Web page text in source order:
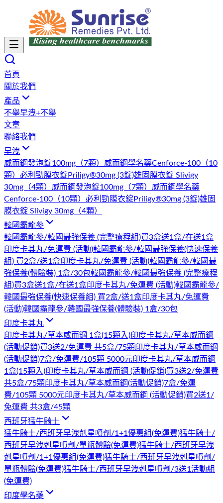
首頁
關於我們
產品
不舉早洩+不舉
文章
聯絡我們
早洩
威而鋼發泡錠100mg（7顆） 威而鋼學名藥Cenforce-100（10
顆） 必利勁膜衣錠Priligy®30mg (3錠)雄固膜衣錠 Slivigy
30mg（4顆） 威而鋼發泡錠100mg（7顆） 威而鋼學名藥
Cenforce-100（10顆） 必利勁膜衣錠Priligy®30mg (3錠)雄固
膜衣錠 Slivigy 30mg（4顆）
韓國霸龍參
韓國霸龍參/韓國最強保養 (完整療程組)買3盒送1盒/在送1盒
印度卡其丸/免運費 (活動)韓國霸龍參/韓國最強保養(快速保養
組) 買2盒/送1盒印度卡其丸/免運費 (活動)韓國霸龍參/韓國最
強保養(體驗裝) 1盒/30包韓國霸龍參/韓國最強保養 (完整療程
組)買3盒送1盒/在送1盒印度卡其丸/免運費 (活動)韓國霸龍參/
韓國最強保養(快速保養組) 買2盒/送1盒印度卡其丸/免運費
(活動)韓國霸龍參/韓國最強保養(體驗裝) 1盒/30包
印度卡其丸
印度卡其丸/草本威而鋼 1盒(15顆入)印度卡其丸/草本威而鋼
(活動促銷)買3送2/免運費 共5盒/75顆印度卡其丸/草本威而鋼
(活動促銷)7盒/免運費/105顆 5000元印度卡其丸/草本威而鋼
1盒(15顆入)印度卡其丸/草本威而鋼 (活動促銷)買3送2/免運費
共5盒/75顆印度卡其丸/草本威而鋼(活動促銷)7盒/免運
費/105顆 5000元印度卡其丸/草本威而鋼 (活動促銷)買2送1/
免運費 共3盒/45顆
西班牙猛牛騎士
猛牛騎士/西班牙早洩剋星噴劑/1+1優惠組(免運費)猛牛騎士/
西班牙早洩剋星噴劑/單瓶體驗(免運費)猛牛騎士/西班牙早洩
剋星噴劑/1+1優惠組(免運費)猛牛騎士/西班牙早洩剋星噴劑/
單瓶體驗(免運費)猛牛騎士/西班牙早洩剋星噴劑/3送1活動組
(免運費)
印度學名藥